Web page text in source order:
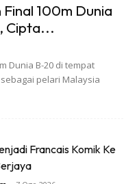
100m Dunia
Cipta...
Dunia B-20 di tempat
pelari Malaysia
Francais Komik Ke